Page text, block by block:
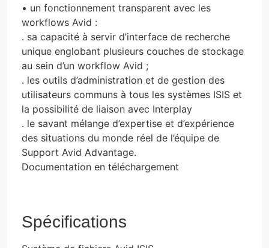
• un fonctionnement transparent avec les
workflows Avid :
. sa capacité à servir d’interface de recherche
unique englobant plusieurs couches de stockage
au sein d’un workflow Avid ;
. les outils d’administration et de gestion des
utilisateurs communs à tous les systèmes ISIS et
la possibilité de liaison avec Interplay
. le savant mélange d’expertise et d’expérience
des situations du monde réel de l’équipe de
Support Avid Advantage.
Documentation en téléchargement
Spécifications